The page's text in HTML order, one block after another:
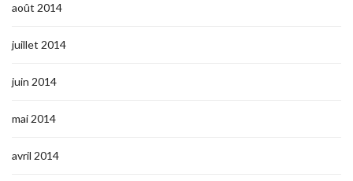
août 2014
juillet 2014
juin 2014
mai 2014
avril 2014